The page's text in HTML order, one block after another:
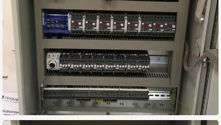
Программирование
логических контроллеров